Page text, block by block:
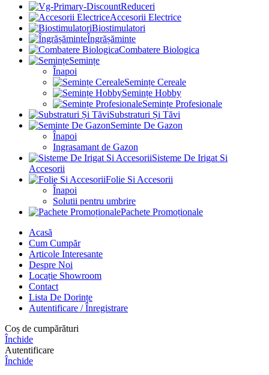
Reduceri
Accesorii Electrice
Biostimulatori
Îngrășăminte
Combatere Biologica
Semințe
Înapoi
Semințe Cereale
Semințe Hobby
Semințe Profesionale
Substraturi Și Tăvi
Seminte De Gazon
Înapoi
Ingrasamant de Gazon
Sisteme De Irigat Si
Accesorii
Folie Si Accesorii
Înapoi
Solutii pentru umbrire
Pachete Promoționale
Acasă
Cum Cumpăr
Articole Interesante
Despre Noi
Locație Showroom
Contact
Lista De Dorințe
Autentificare / Înregistrare
Coș de cumpărături
Închide
Autentificare
Închide